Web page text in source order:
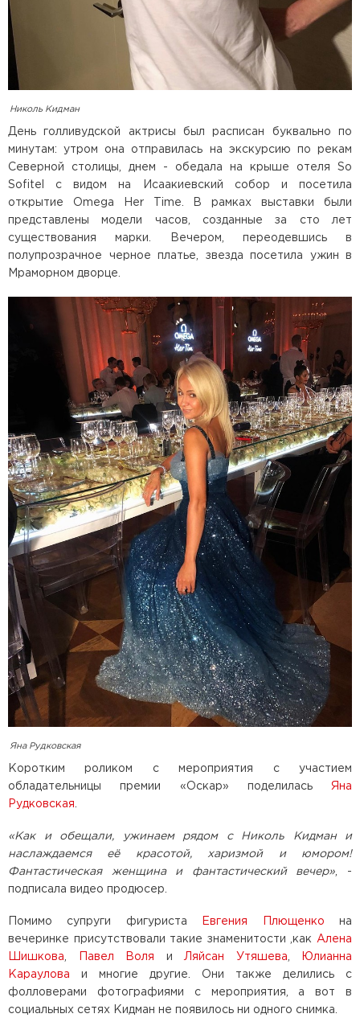
Николь Кидман
День голливудской актрисы был расписан буквально по
минутам: утром она отправилась на экскурсию по рекам
Северной столицы, днем - обедала на крыше отеля So
Sofitel с видом на Исаакиевский собор и посетила
открытие Omega Her Time. В рамках выставки были
представлены модели часов, созданные за сто лет
существования марки. Вечером, переодевшись в
полупрозрачное черное платье, звезда посетила ужин в
Мраморном дворце.
Яна Рудковская
Коротким роликом с мероприятия с участием
обладательницы премии «Оскар» поделилась Яна
Рудковская
«Как и обещали, ужинаем рядом с Николь Кидман и
наслаждаемся её красотой, харизмой и юмором!
Фантастическая женщина и фантастический вечер» , -
подписала видео продюсер.
Помимо супруги фигуриста Евгения Плющенко на
вечеринке присутствовали такие знаменитости ,как Алена
Шишкова
Павел Воля и Ляйсан Утяшева
Юлианна
Караулова и многие другие. Они также делились с
фолловерами фотографиями с мероприятия, а вот в
социальных сетях Кидман не появилось ни одного снимка.